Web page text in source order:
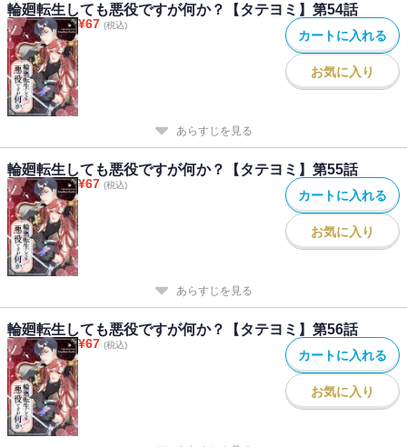
輪廻転生しても悪役ですが何か？【タテヨミ】第54話
¥67 (税込)
カートに入れる
お気に入り
あらすじを見る
輪廻転生しても悪役ですが何か？【タテヨミ】第55話
¥67 (税込)
カートに入れる
お気に入り
あらすじを見る
輪廻転生しても悪役ですが何か？【タテヨミ】第56話
¥67 (税込)
カートに入れる
お気に入り